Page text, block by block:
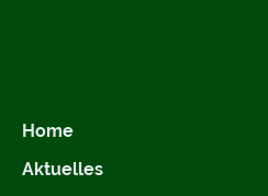
Home
Aktuelles